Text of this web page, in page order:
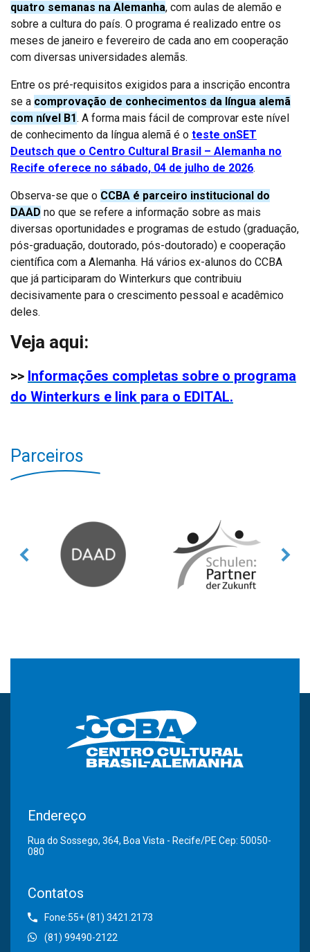
quatro semanas na Alemanha, com aulas de alemão e
sobre a cultura do país. O programa é realizado entre os
meses de janeiro e fevereiro de cada ano em cooperação
com diversas universidades alemãs.
Entre os pré-requisitos exigidos para a inscrição encontra
se a comprovação de conhecimentos da língua alemã
com nível B1. A forma mais fácil de comprovar este nível
de conhecimento da língua alemã é o teste onSET
Deutsch que o Centro Cultural Brasil – Alemanha no
Recife oferece no sábado, 04 de julho de 2026.
Observa-se que o CCBA é parceiro institucional do
DAAD no que se refere a informação sobre as mais
diversas oportunidades e programas de estudo (graduação,
pós-graduação, doutorado, pós-doutorado) e cooperação
científica com a Alemanha. Há vários ex-alunos do CCBA
que já participaram do Winterkurs que contribuiu
decisivamente para o crescimento pessoal e acadêmico
deles.
Veja aqui:
>> Informações completas sobre o programa
do Winterkurs e link para o EDITAL.
Parceiros
Endereço
Rua do Sossego, 364, Boa Vista - Recife/PE Cep: 50050-
080
Contatos
Fone:55+ (81) 3421.2173
(81) 99490-2122